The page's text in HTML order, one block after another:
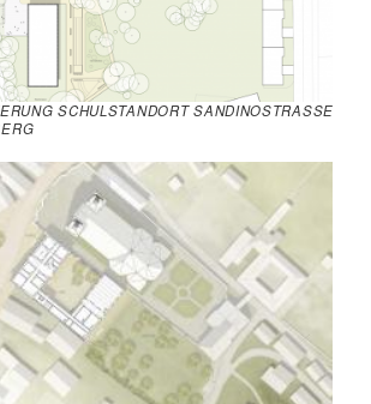
SCHULSTANDORT SANDINOSTRASSE B